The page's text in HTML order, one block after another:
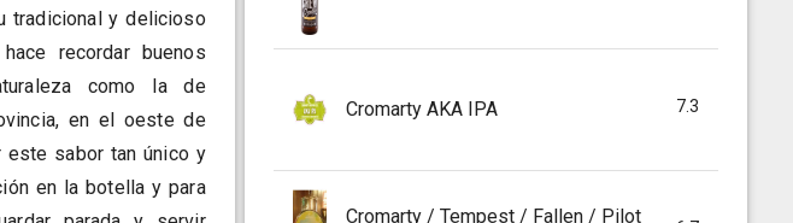
tradicional y delicioso
recordar buenos
como la de
en el oeste de
este sabor tan único y
en la botella y para
Cromarty AKA IPA 7.3
Cromarty / Tempest / Fallen / Pilot